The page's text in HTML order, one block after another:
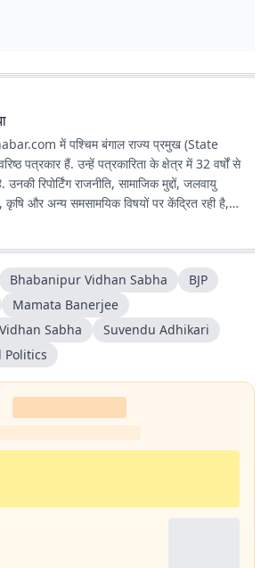
में पश्चिम बंगाल राज्य प्रमुख (State
पत्रकार हैं. उन्हें पत्रकारिता के क्षेत्र में 32 वर्षों से
रिपोर्टिंग राजनीति, सामाजिक मुद्दों, जलवायु
कृषि और अन्य समसामयिक विषयों पर केंद्रित रही है,
में एक विश्वसनीय और प्रामाणिक पत्रकार के रूप में
पश्चिम बंगाल के स्टेट हेड की भूमिका में हैं. वे डिजिटल
और जनहित से जुड़ी पत्रकारिता को प्राथमिकता देते हैं.
2026 पर पूरी तरह से फोकस्ड हैं. भौगोलिक
का मुख्य फोकस पश्चिम बंगाल रहा है, साथ ही उन्होंने
लंबे समय तक ग्राउंड-लेवल रिपोर्टिंग की है, जो उनकी
(Core Beats) : उनकी
और संवेदनशील क्षेत्रों में गहरी विशेषज्ञता को दर्शाती
: झारखंड और पश्चिम बंगाल की राज्य की राजनीति,
Bhabanipur Vidhan Sabha
BJP
Mamata Banerjee
Sabha
Suvendu Adhikari
Politics